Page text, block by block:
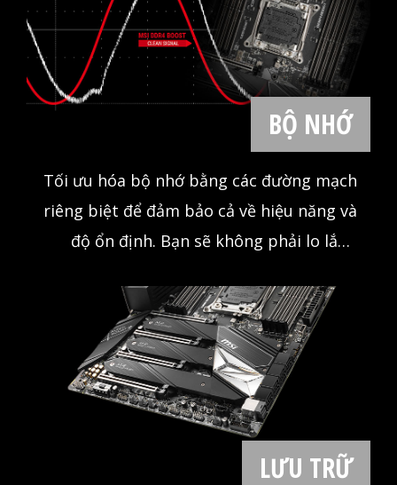
trong mọi hoàn cảnh.
BỘ NHỚ
Tối ưu hóa bộ nhớ bằng các đường mạch
độ ổn định. Bạn sẽ không phải lo lắng
rằng hệ thống của mình gặp trục trặc khi
chơi game với MSI DDR4 BOOST.